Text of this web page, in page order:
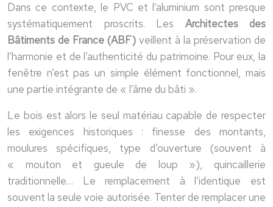
Dans ce contexte, le PVC et l’aluminium sont presque
systématiquement proscrits. Les Architectes des
Bâtiments de France (ABF) veillent à la préservation de
l’harmonie et de l’authenticité du patrimoine. Pour eux, la
fenêtre n’est pas un simple élément fonctionnel, mais
une partie intégrante de « l’âme du bâti ».
Le bois est alors le seul matériau capable de respecter
les exigences historiques : finesse des montants,
moulures spécifiques, type d’ouverture (souvent à
« mouton et gueule de loup »), quincaillerie
traditionnelle… Le remplacement à l’identique est
souvent la seule voie autorisée. Tenter de remplacer une